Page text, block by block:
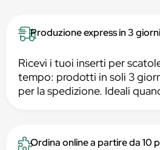
Produzione express in 3 giorni
Ricevi i tuoi inserti per
tempo: prodotti in soli 3
per la spedizione. Ideali
Ordina online a partire da 10